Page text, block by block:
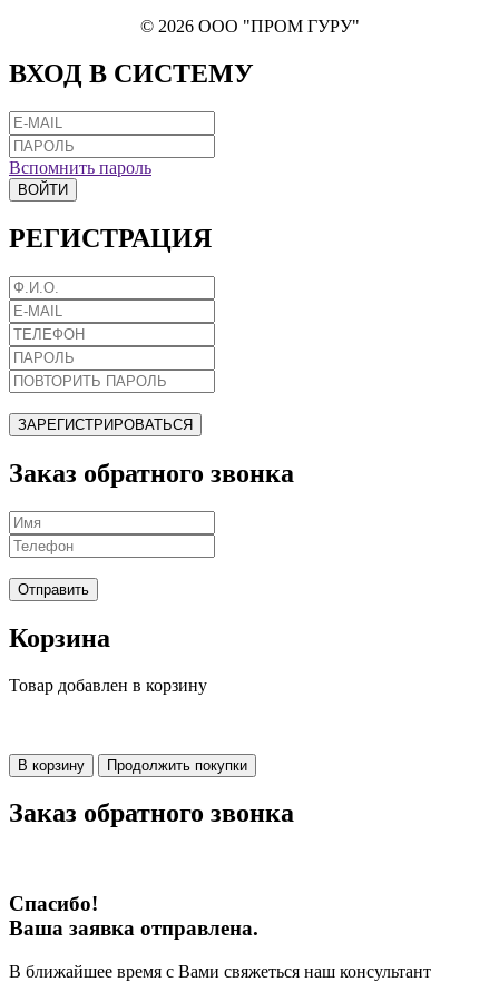
© 2026 ООО "ПРОМ ГУРУ"
ВХОД В СИСТЕМУ
Вспомнить пароль
ВОЙТИ
РЕГИСТРАЦИЯ
ЗАРЕГИСТРИРОВАТЬСЯ
Заказ обратного звонка
Отправить
Корзина
Товар добавлен в корзину
В корзину Продолжить покупки
Заказ обратного звонка
Спасибо!
Ваша заявка отправлена.
В ближайшее время с Вами свяжеться наш консультант